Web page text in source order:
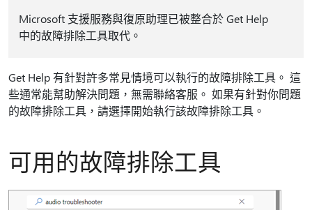
Microsoft 支援服務與復原助理已被整合於 Get Help
中的故障排除工具取代。
Get Help 有針對許多常見情境可以執行的故障排除工具。 這
些通常能幫助解決問題，無需聯絡客服。 如果有針對你問題
的故障排除工具，請選擇開始執行該故障排除工具。
可用的故障排除工具